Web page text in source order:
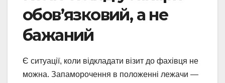
обов’язковий, а не
бажаний
Є ситуації, коли відкладати візит до фахівця не
можна. Запаморочення в положенні лежачи —